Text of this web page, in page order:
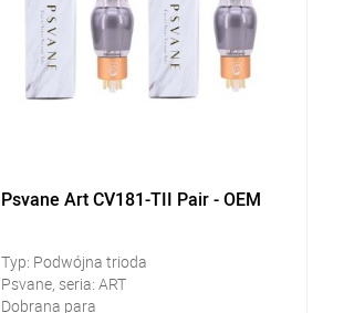
Psvane Art CV181-TII Pair - OEM
Typ: Podwójna trioda
Psvane, seria: ART
Dobrana para